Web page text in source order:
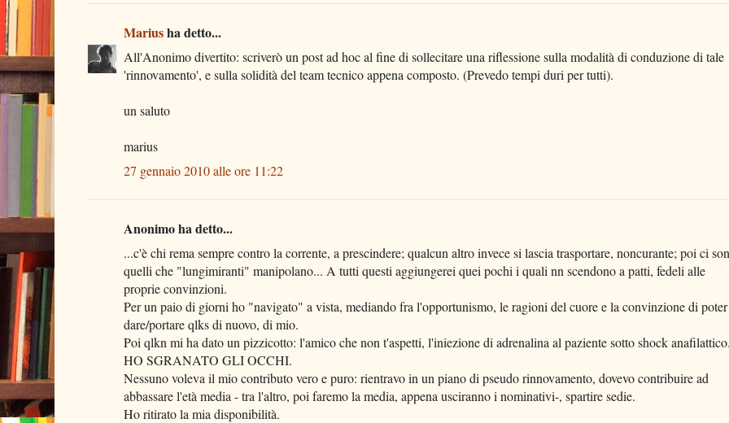
Mariusha detto...
All'Anonimo divertito: scriverò un post ad hoc al fine di sollecitare una riflessione sulla modalità di conduzione di tale
'rinnovamento', e sulla solidità del team tecnico appena composto. (Prevedo tempi duri per tutti).
un saluto
marius
27 gennaio 2010 alle ore 11:22
Anonimo ha detto...
...c'è chi rema sempre contro la corrente, a prescindere; qualcun altro invece si lascia trasportare, noncurante; poi ci
quelli che "lungimiranti" manipolano... A tutti questi aggiungerei quei pochi i quali nn scendono a patti, fedeli alle
proprie convinzioni.
Per un paio di giorni ho "navigato" a vista, mediando fra l'opportunismo, le ragioni del cuore e la convinzione di poter
dare/portare qlks di nuovo, di mio.
Poi qlkn mi ha dato un pizzicotto: l'amico che non t'aspetti, l'iniezione di adrenalina al paziente sotto shock
HO SGRANATO GLI OCCHI.
Nessuno voleva il mio contributo vero e puro: rientravo in un piano di pseudo rinnovamento, dovevo contribuire ad
abbassare l'età media - tra l'altro, poi faremo la media, appena usciranno i nominativi-, spartire sedie.
Ho ritirato la mia disponibilità.